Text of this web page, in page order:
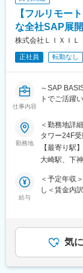
入社後は会
修を行って
を頂くなど
す。現場配
をする環境
■キャリアパ
マネージャ
ーナーシッ
のキャリア
例）GROW
内公募制度
■仕事のやり
自社製品の
■ジョンソ
・アメリカ
カンパニー
【フルリモー
な全社SAP展
株式会社ＬＩＸＩＬ
正社員 転勤なし
仕事内容
～SAP
トでご活躍
■概要：
Japan SAP
ステム刷新
して参画し
■業務内容：
・社内SAP
関連業務の
関連タスク
・現行運用
びチューニ
勤務地
＜勤務地詳
タワー24F
会社の定め
【最寄り駅】
大崎駅、下
給与
＜予定年収
し＜賃金内
あり、選考
手当を含め
気